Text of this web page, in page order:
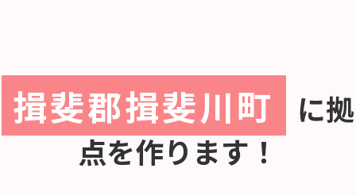
揖斐郡揖斐川町 に拠
点を作ります！